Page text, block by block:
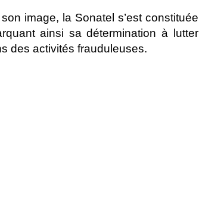
image, la Sonatel s’est constituée
ainsi sa détermination à lutter
des activités frauduleuses.